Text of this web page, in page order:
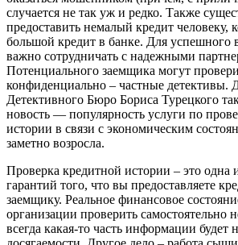
случается не так уж и редко. Также
предоставить немалый кредит человеку,
большой кредит в банке. Для успешного
важно сотрудничать с надежными
Потенциального заемщика могут
конфиденциально – частные детективы.
Детективного Бюро Бориса Турецкого
новость — популярность услуги по
истории в связи с экономическим
заметно возросла.
Проверка кредитной истории – это одна
гарантий того, что вы предоставляете
заемщику. Реальное финансовое
организации проверить самостоятельно
всегда какая-то часть информации будет